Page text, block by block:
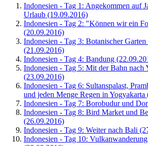
Indonesien - Tag 1: Angekommen auf
Urlaub (19.09.2016)
Indonesien - Tag 2: "Können wir ein
(20.09.2016)
Indonesien - Tag 3: Botanischer
(21.09.2016)
Indonesien - Tag 4: Bandung
Indonesien - Tag 5: Mit der Bahn nach
(23.09.2016)
Indonesien - Tag 6: Sultanspalast,
und jeden Menge Regen in Yogyakarta
Indonesien - Tag 7: Borobudur und
Indonesien - Tag 8: Bird Market und
(26.09.2016)
Indonesien - Tag 9: Weiter nach Bali
Indonesien - Tag 10: